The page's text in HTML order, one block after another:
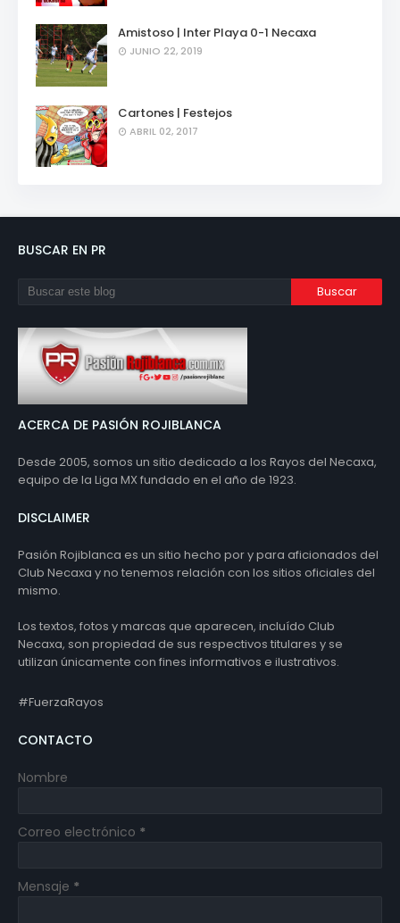
Amistoso | Inter Playa 0-1 Necaxa
JUNIO 22, 2019
Cartones | Festejos
ABRIL 02, 2017
BUSCAR EN PR
ACERCA DE PASIÓN ROJIBLANCA
Desde 2005, somos un sitio dedicado a los Rayos del Necaxa,
equipo de la Liga MX fundado en el año de 1923.
DISCLAIMER
Pasión Rojiblanca es un sitio hecho por y para aficionados del
Club Necaxa y no tenemos relación con los sitios oficiales del
mismo.
Los textos, fotos y marcas que aparecen, incluído Club
Necaxa, son propiedad de sus respectivos titulares y se
utilizan únicamente con fines informativos e ilustrativos.
#FuerzaRayos
CONTACTO
Nombre
Correo electrónico *
Mensaje *